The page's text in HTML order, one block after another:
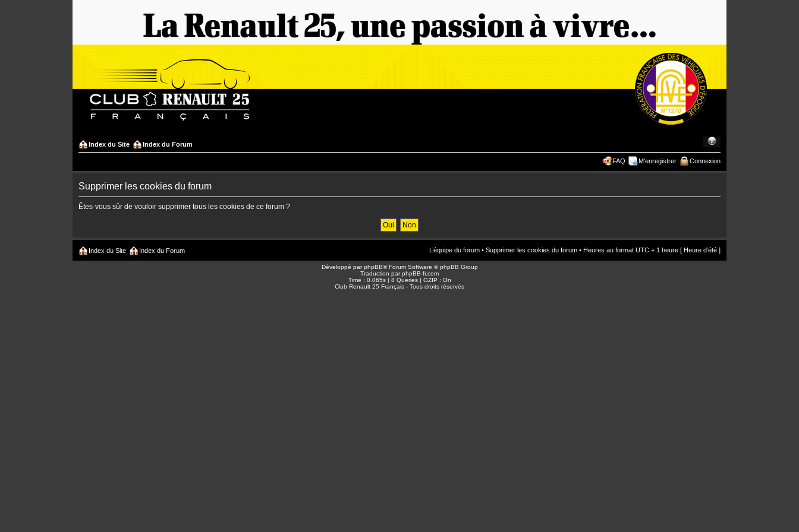
Index du Site Index du Forum
FAQ M’enregistrer Connexion
Supprimer les cookies du forum
Êtes-vous sûr de vouloir supprimer tous les cookies de ce forum ?
Index du Site Index du Forum L’équipe du forum • Supprimer les cookies du forum • Heures au format UTC + 1 heure [ Heure d’été ]
Développé parphpBB® Forum Software © phpBB Group
Traduction parphpBB-fr.com
Time : 0.065s | 8 Queries | GZIP : On
Club Renault 25 Français - Tous droits réservés